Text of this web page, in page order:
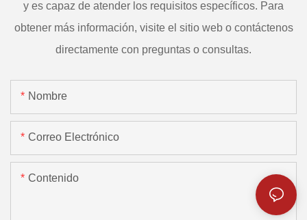
y es capaz de atender los requisitos específicos. Para
obtener más información, visite el sitio web o contáctenos
directamente con preguntas o consultas.
Nombre
Correo Electrónico
Contenido